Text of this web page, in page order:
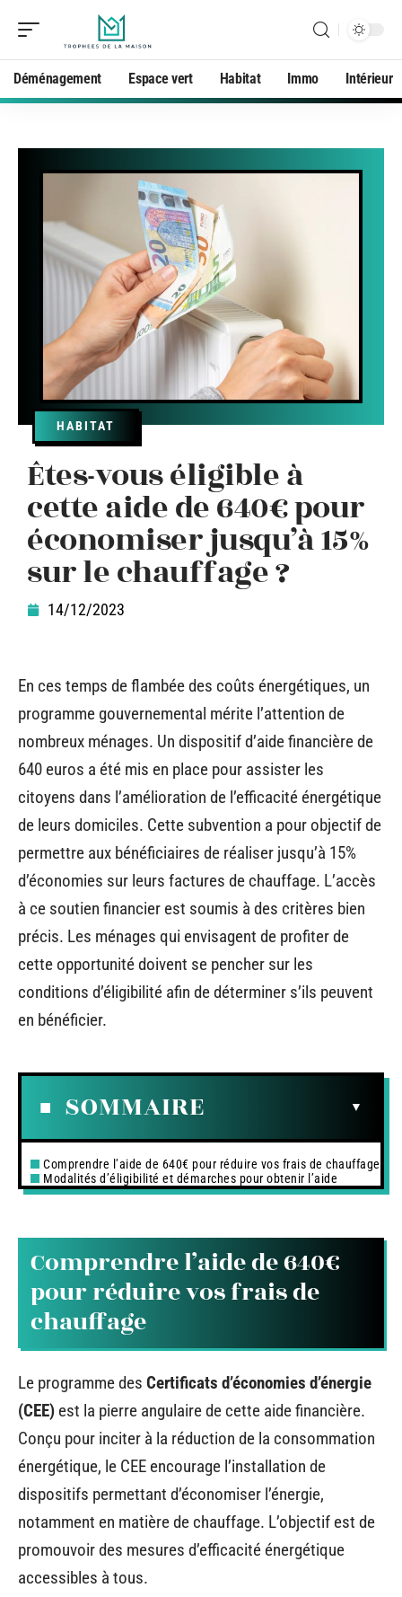
Déménagement Espace vert Habitat Immo Intérieur
HABITAT
Êtes-vous éligible à
cette aide de 640€ pour
économiser jusqu’à 15%
sur le chauffage ?
14/12/2023
En ces temps de flambée des coûts énergétiques, un
programme gouvernemental mérite l’attention de
nombreux ménages. Un dispositif d’aide financière de
640 euros a été mis en place pour assister les
citoyens dans l’amélioration de l’efficacité énergétique
de leurs domiciles. Cette subvention a pour objectif de
permettre aux bénéficiaires de réaliser jusqu’à 15%
d’économies sur leurs factures de chauffage. L’accès
à ce soutien financier est soumis à des critères bien
précis. Les ménages qui envisagent de profiter de
cette opportunité doivent se pencher sur les
conditions d’éligibilité afin de déterminer s’ils peuvent
en bénéficier.
SOMMAIRE
Comprendre l’aide de 640€ pour réduire vos frais de chauffage
Modalités d’éligibilité et démarches pour obtenir l’aide
Comprendre l’aide de 640€
pour réduire vos frais de
chauffage
Le programme des Certificats d’économies d’énergie
(CEE) est la pierre angulaire de cette aide financière.
Conçu pour inciter à la réduction de la consommation
énergétique, le CEE encourage l’installation de
dispositifs permettant d’économiser l’énergie,
notamment en matière de chauffage. L’objectif est de
promouvoir des mesures d’efficacité énergétique
accessibles à tous.